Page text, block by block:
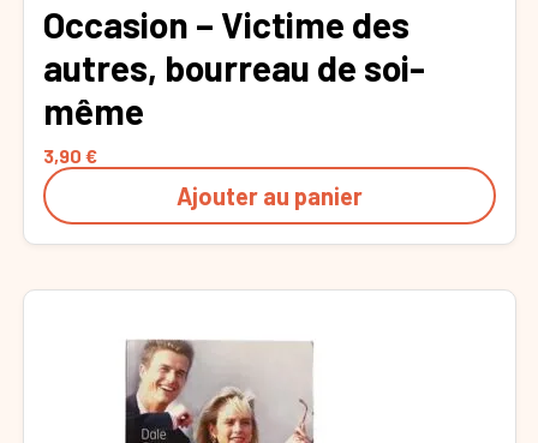
Occasion – Victime des
autres, bourreau de soi-
même
3,90 €
Ajouter au panier